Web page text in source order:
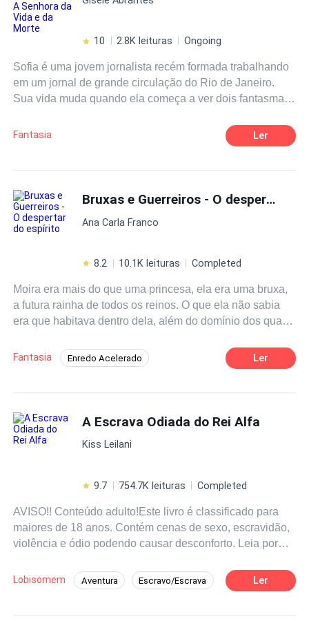
realeza em forma de um valente marciano, que tem como
dever tomá-la, para não deixa-la sucumbir a profecia da
bruxa aos seus companheiros de luta.
10 2.8K leituras Ongoing
Sofia é uma jovem jornalista recém formada trabalhando
em um jornal de grande circulação do Rio de Janeiro.
Sua vida muda quando ela começa a ver dois fantasmas
particularmente charmoso e faz com que ela descubra
muito mais do que um passado como uma poderosa
Fantasia Ler
Bruxas e Guerreiros - O despertar do espírito
Ana Carla Franco
8.2 10.1K leituras Completed
Moira era mais do que uma princesa, ela era uma bruxa,
a futura rainha de todos os reinos. O que ela não sabia
era que habitava dentro dela, além do domínio dos quatro
não só podia controlar elementos, mas tudo e todos ao
seu redor. Para o bem ou para o mal. Moira terá que se
a gente menos espera - nas guerras. Qual escolha Moira
irá fazer? O que o destino reserva para ela e os
Fantasia Enredo Acelerado
Ação Aventura Realeza
Ler
A Escrava Odiada do Rei Alfa
Kiss Leilani
9.7 754.7K leituras Completed
AVISO!! Conteúdo adulto!Este livro é classificado para
maiores de 18 anos. Contém cenas de sexo, escravidão,
violência e ódio podendo causar desconforto. Leia por
mais do que tudo no mundo, porque ela é a filha do Rei
que matou sua família, escravizou a ele e seu povo. Ele
Lobisomem Aventura Escravo/Escrava Ler